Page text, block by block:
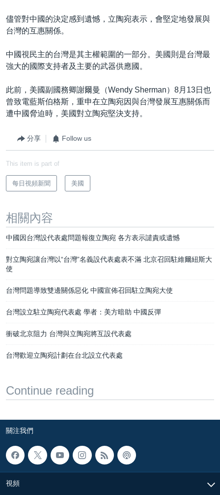
儘管對中國的決定感到遺憾，立陶宛表示，會堅定地發展與
台灣的互惠關係。
中國視民主的台灣是其主權範圍的一部分。美國則是台灣最
強大的國際支持者及主要的武器供應國。
此前，美國副國務卿謝爾曼（Wendy Sherman）8月13日也
曾致電藍斯伯格斯，重申在立陶宛因與台灣發展互惠關係而
遭中國脅迫時，美國對立陶宛堅決支持。
分享 Follow us
This item is part of
每日視頻新聞 美國
相關內容
中國因台灣設代表處問題報復立陶宛 各方表示譴責或遺憾
對立陶宛讓台灣以“台灣”名義設代表處表不滿 北京召回駐維爾紐斯大
使
台灣問題導致雙邊關係惡化 中國宣佈召回駐立陶宛大使
台灣設立駐立陶宛代表處 學者：美方暗助 中國反彈
衝破北京阻力 台灣與立陶宛將互設代表處
台灣歡迎立陶宛計劃在台北設立代表處
Continue reading
關注我們
視頻